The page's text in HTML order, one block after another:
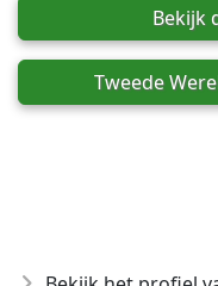
Bekijk
Tweede